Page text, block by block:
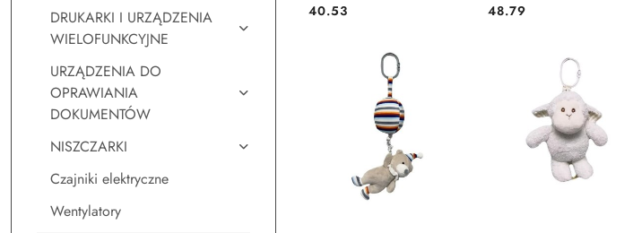
DRUKARKI I URZĄDZENIA
WIELOFUNKCYJNE
URZĄDZENIA DO
OPRAWIANIA
DOKUMENTÓW
NISZCZARKI
Czajniki elektryczne
Wentylatory
Cena:
40.53 Cena:
48.79